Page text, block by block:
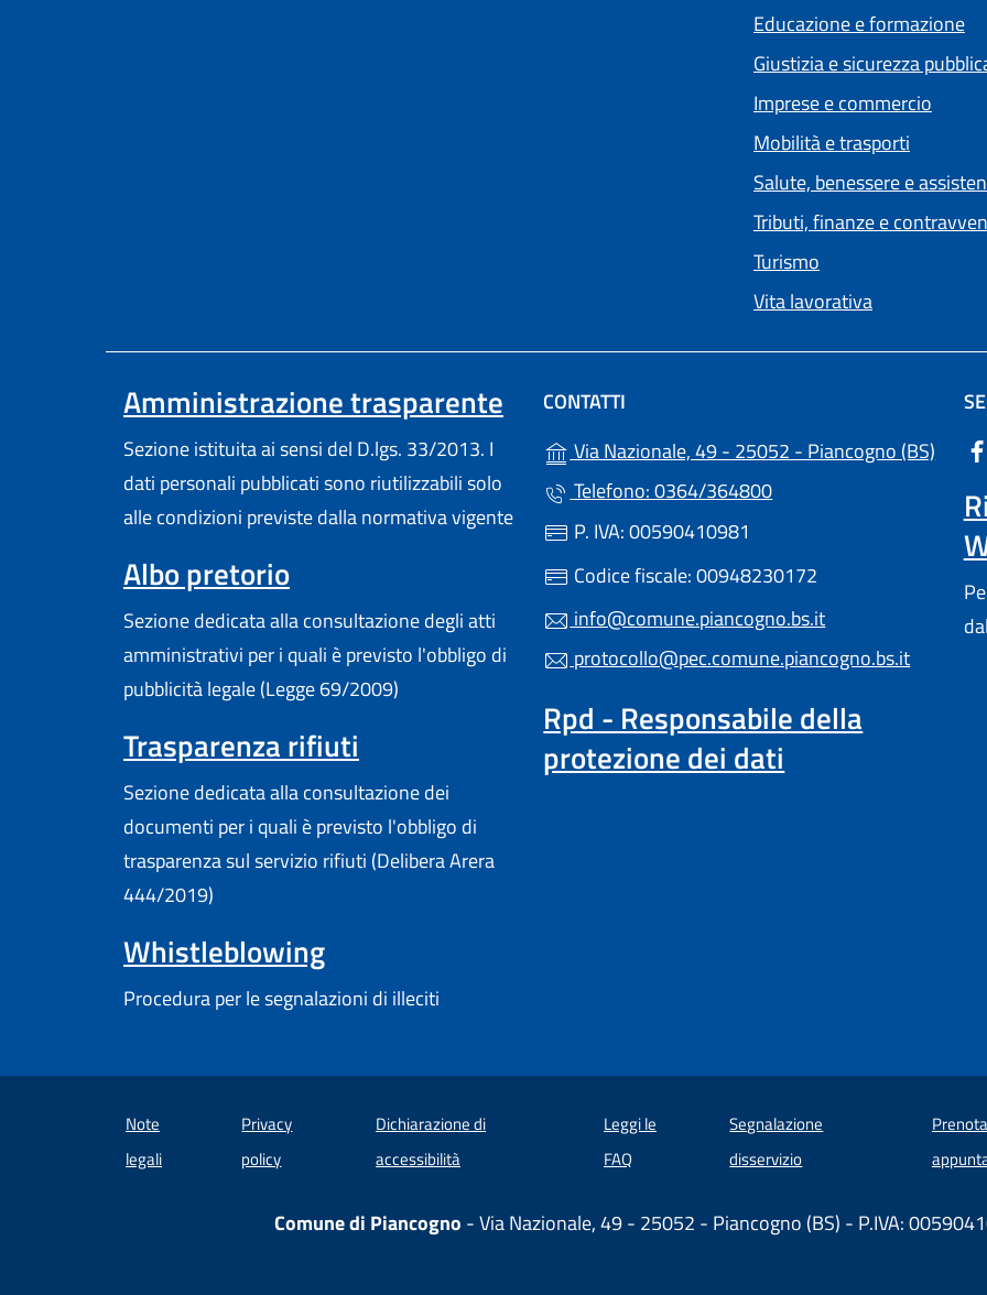
Educazione e formazione
Giustizia e sicurezza
Imprese e commercio
Mobilità e trasporti
Salute, benessere e
Tributi, finanze e
Turismo
Vita lavorativa
Amministrazione trasparente (apre in un'altra scheda).
Sezione istituita ai sensi del D.lgs. 33/2013. I
dati personali pubblicati sono riutilizzabili solo
alle condizioni previste dalla normativa vigente
Albo pretorio(apre in un'altra scheda).
Sezione dedicata alla consultazione degli atti
amministrativi per i quali è previsto l'obbligo di
pubblicità legale (Legge 69/2009)
Trasparenza rifiuti
Sezione dedicata alla consultazione dei
documenti per i quali è previsto l'obbligo di
trasparenza sul servizio rifiuti (Delibera Arera
444/2019)
Whistleblowing
Procedura per le segnalazioni di illeciti
CONTATTI
Via Nazionale, 49 - 25052 - Piancogno (BS)
Telefono: 0364/364800
P. IVA: 00590410981
Codice fiscale: 00948230172
info@comune.piancogno.bs.it
protocollo@pec.comune.piancogno.bs.it
Rpd - Responsabile della
protezione dei dati
Note
legali
Privacy
policy
Dichiarazione di
accessibilità (apre in un'altra scheda).
Leggi le
FAQ
Segnalazione
disservizio
Comune di Piancogno - Via Nazionale, 49 - 25052 - Piancogno (BS) - P.IVA: